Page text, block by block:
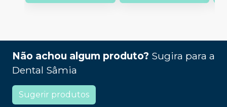
Não achou algum produto? Sugira para a
Dental Sâmia
Sugerir produtos